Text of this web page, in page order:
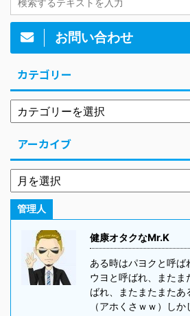
お問い合わせ
カテゴリー
アーカイブ
管理人
健康オタクなMr.K
ある時はパヨクと呼ば
ウヨと呼ばれ、また
ばれ、またまたまたあ
（アホくさｗｗ）し